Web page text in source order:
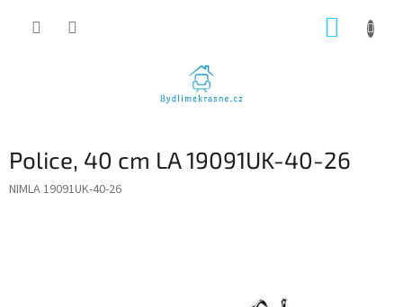
Police, 40 cm LA 19091UK-40-26
NIMLA 19091UK-40-26